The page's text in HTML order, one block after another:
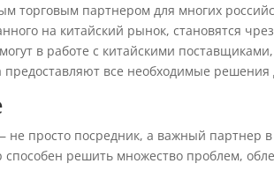
торговым партнером для многих
на китайский рынок, становятся
в работе с китайскими
предоставляют все необходимые решения
просто посредник, а важный партнер
решить множество проблем,